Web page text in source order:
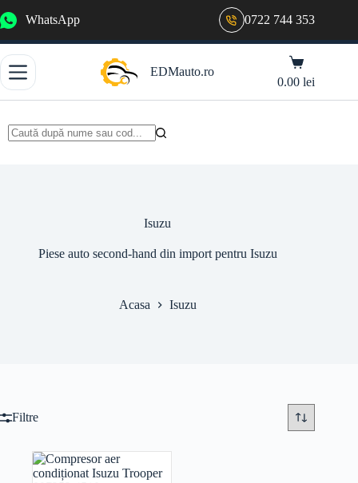
la
WhatsApp 0722 744 353
EDMauto.ro
Coș
de
cumpărături
0.00lei
Isuzu
Piese auto second-hand din import pentru Isuzu
Acasa Isuzu
Filtre